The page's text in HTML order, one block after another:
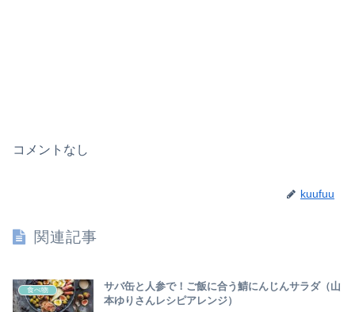
コメントなし
kuufuu
関連記事
食べ物
サバ缶と人参で！ご飯に合う鯖にんじんサラダ（山
本ゆりさんレシピアレンジ）